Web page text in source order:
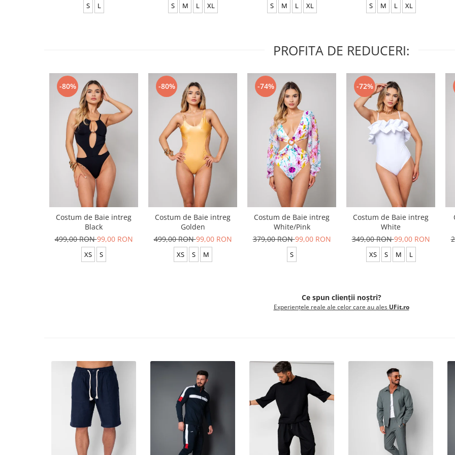
S L S M L XL S M L XL S M L XL
PROFITA DE REDUCERI:
-80%
Costum de Baie intreg
Black
499,00 RON99,00 RON
XS S
-80%
Costum de Baie intreg
Golden
499,00 RON99,00 RON
XS S M
-74%
Costum de Baie intreg
White/Pink
379,00 RON99,00 RON
S
-72%
Costum de Baie intreg
White
349,00 RON99,00 RON
XS S M L
Ce spun clienții noștri?
Experiențele reale ale celor care au ales UFit.ro